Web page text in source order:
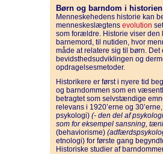
Børn og barndom i historien
Menneskehedens historie kan
menneskeslægtens evolution
som forældre. Historie viser den
barnemord, til nutiden, hvor
måde at relatere sig til børn.
bevidsthedsudviklingen og
opdragelsesmetoder.
Historikere er først i nyere tid
og barndommen som en
betragtet som selvstændige
relevans i 1920’erne og
psykologi) (- den del af
som for eksempel sansning,
(behaviorisme)
etnologi) for første gang
Historiske studier af